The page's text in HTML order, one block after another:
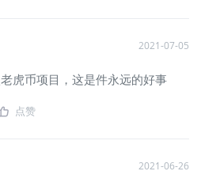
2021-07-05
虎币项目，这是件永远的好事
点赞
2021-06-26